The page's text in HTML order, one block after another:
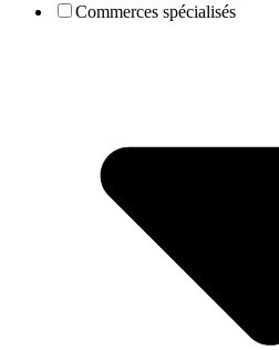
Commerces spécialisés